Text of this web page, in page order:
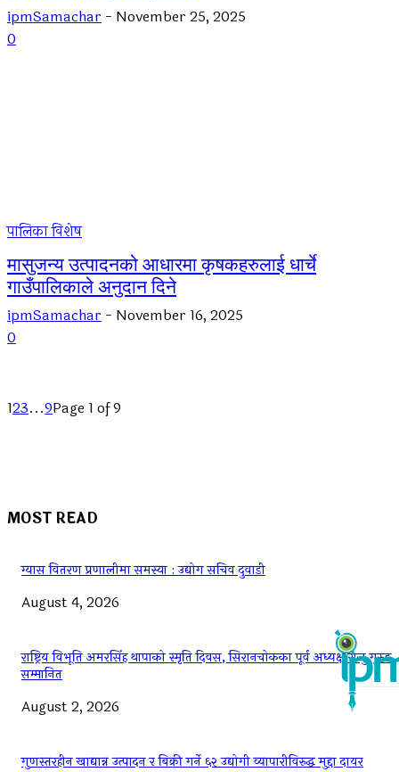
ipmSamachar - November 25, 2025
0
पालिका विशेष
मासुजन्य उत्पादनको आधारमा कृषकहरुलाई धार्चे
गाउँपालिकाले अनुदान दिने
ipmSamachar - November 16, 2025
0
123...9Page 1 of 9
MOST READ
ग्यास वितरण प्रणालीमा समस्या : उद्योग सचिव दुवाडी
August 4, 2026
राष्ट्रिय विभूति अमरसिंह थापाको स्मृति दिवस, सिरानचोकका पूर्व अध्यक्ष राजु गुरुङ
सम्मानित
August 2, 2026
गुणस्तरहीन खाद्यान्न उत्पादन र बिक्री गर्ने ६२ उद्योगी व्यापारीविरुद्ध मुद्दा दायर